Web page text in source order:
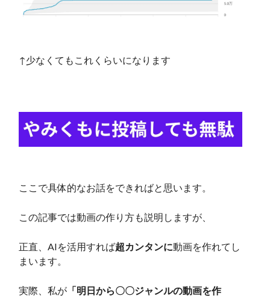
↑少なくてもこれくらいになります
ここで具体的なお話をできればと思います。
この記事では動画の作り方も説明しますが、
正直、AIを活用すれば超カンタンに動画を作れてし
まいます。
実際、私が 「明日から〇〇ジャンルの動画を作